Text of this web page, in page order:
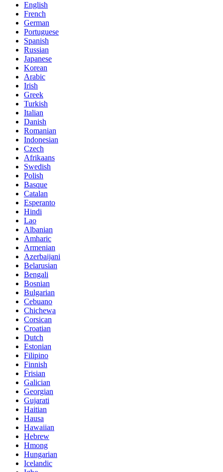
English
French
German
Portuguese
Spanish
Russian
Japanese
Korean
Arabic
Irish
Greek
Turkish
Italian
Danish
Romanian
Indonesian
Czech
Afrikaans
Swedish
Polish
Basque
Catalan
Esperanto
Hindi
Lao
Albanian
Amharic
Armenian
Azerbaijani
Belarusian
Bengali
Bosnian
Bulgarian
Cebuano
Chichewa
Corsican
Croatian
Dutch
Estonian
Filipino
Finnish
Frisian
Galician
Georgian
Gujarati
Haitian
Hausa
Hawaiian
Hebrew
Hmong
Hungarian
Icelandic